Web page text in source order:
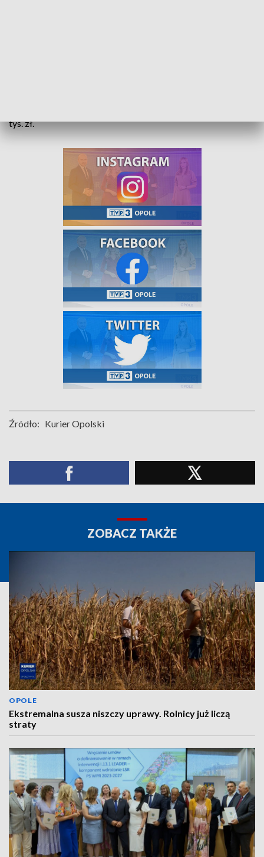
tys. zł.
Źródło: Kurier Opolski
ZOBACZ TAKŻE
OPOLE
Ekstremalna susza niszczy uprawy. Rolnicy już liczą
straty